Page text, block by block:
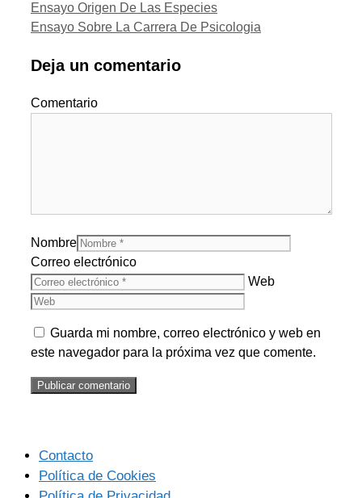
Ensayo Origen De Las Especies
Ensayo Sobre La Carrera De Psicologia
Deja un comentario
Comentario
Nombre
Correo electrónico
Web
Guarda mi nombre, correo electrónico y web en
este navegador para la próxima vez que comente.
Contacto
Política de Cookies